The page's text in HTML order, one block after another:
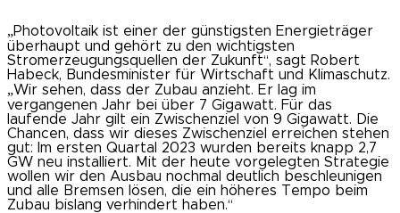
„Photovoltaik ist einer der günstigsten Energieträger
überhaupt und gehört zu den wichtigsten
Stromerzeugungsquellen der Zukunft“, sagt Robert
Habeck, Bundesminister für Wirtschaft und Klimaschutz.
„Wir sehen, dass der Zubau anzieht. Er lag im
vergangenen Jahr bei über 7 Gigawatt. Für das
laufende Jahr gilt ein Zwischenziel von 9 Gigawatt. Die
Chancen, dass wir dieses Zwischenziel erreichen stehen
gut: Im ersten Quartal 2023 wurden bereits knapp 2,7
GW neu installiert. Mit der heute vorgelegten Strategie
wollen wir den Ausbau nochmal deutlich beschleunigen
und alle Bremsen lösen, die ein höheres Tempo beim
Zubau bislang verhindert haben.“